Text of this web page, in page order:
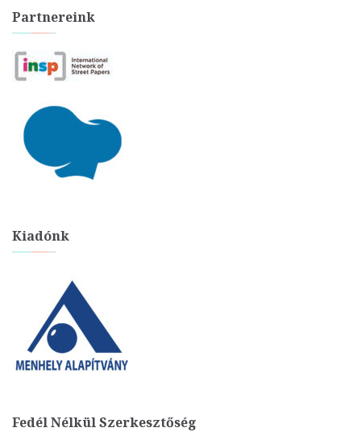
Partnereink
Kiadónk
Fedél Nélkül Szerkesztőség